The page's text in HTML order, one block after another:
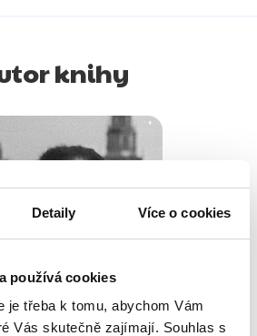
Detaily Více o cookies
používá cookies
je třeba k tomu, abychom Vám
Vás skutečně zajímají. Souhlas s
knihy